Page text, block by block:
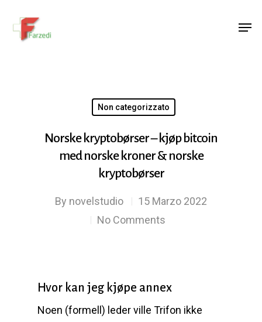
Non categorizzato
Norske kryptobørser – kjøp bitcoin
med norske kroner & norske
kryptobørser
By novelstudio
15 Marzo 2022
No Comments
Hvor kan jeg kjøpe annex
Noen (formell) leder ville Trifon ikke